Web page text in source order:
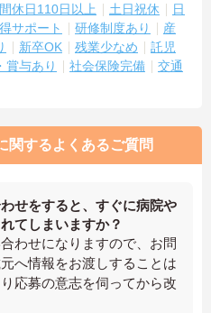
休日110日以上 土日祝休
日
サポート 研修制度あり
産
新卒OK 残業少なめ
託児
賞与あり 社会保険完備
交通
関するよくあるご質問
せをすると、すぐに病院や
てしまいますか？
わせになりますので、お問
へ情報をお渡しすることは
応募の意志を伺ってから改